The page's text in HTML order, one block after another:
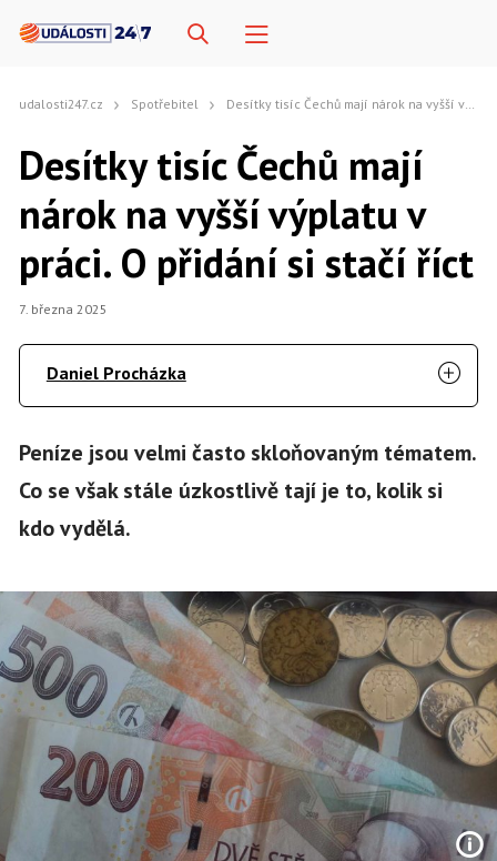
udalosti247.cz Spotřebitel Desítky tisíc Čechů mají nárok na vyšší výplatu v práci. O přidání si stačí říct
Desítky tisíc Čechů mají
nárok na vyšší výplatu v
práci. O přidání si stačí říct
7. března 2025
Daniel Procházka
Peníze jsou velmi často skloňovaným tématem.
Co se však stále úzkostlivě tají je to, kolik si
kdo vydělá.